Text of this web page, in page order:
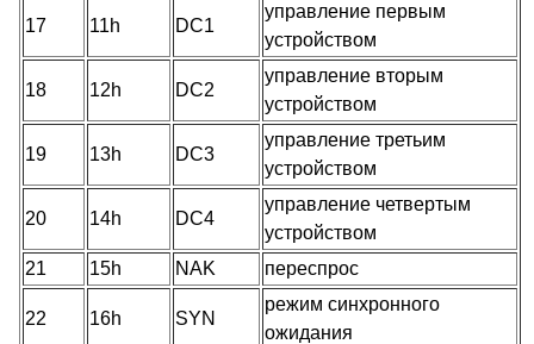
17 11h DC1
управление первым
устройством
18 12h DC2
управление вторым
устройством
19 13h DC3
управление третьим
устройством
20 14h DC4
управление четвертым
устройством
21
15h NAK переспрос
22 16h SYN
режим синхронного
ожидания